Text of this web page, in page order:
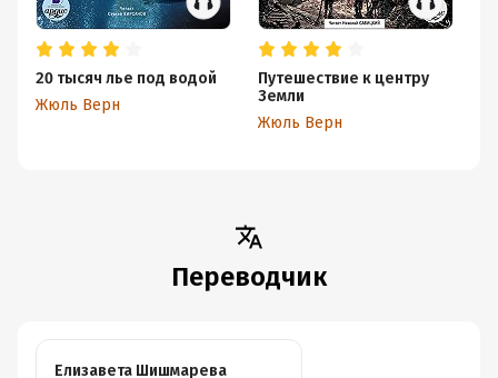
20 тысяч лье под водой
Жюль Верн
Путешествие к центру
Земли
Жюль Верн
Переводчик
Елизавета Шишмарева